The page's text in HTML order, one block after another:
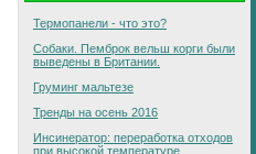
Термопанели - что это?
Собаки. Пемброк вельш корги были
выведены в Британии.
Груминг мальтезе
Тренды на осень 2016
Инсинератор: переработка отходов
при высокой температуре